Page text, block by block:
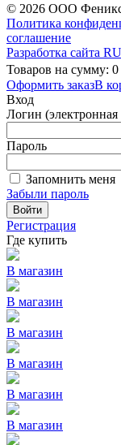
© 2026 ООО
Политика
соглашение
Разработка сайта
Товаров на сумму:
Оформить заказВ
Вход
Логин (электронная
Пароль
Запомнить меня
Забыли пароль
Войти
Регистрация
Где купить
В магазин
В магазин
В магазин
В магазин
В магазин
В магазин